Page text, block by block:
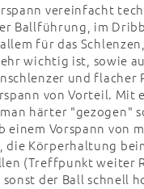
vereinfacht
Ballführung, im
für das
wichtig ist, sowie
und flacher
von Vorteil. Mit
härter "gezogen"
einem Vorspann von
die Körperhaltung
(Treffpunkt weiter
der Ball schnell